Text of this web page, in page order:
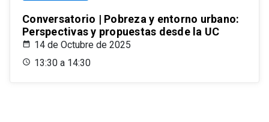
Conversatorio | Pobreza y entorno urbano:
Perspectivas y propuestas desde la UC
14 de Octubre de 2025
13:30 a 14:30